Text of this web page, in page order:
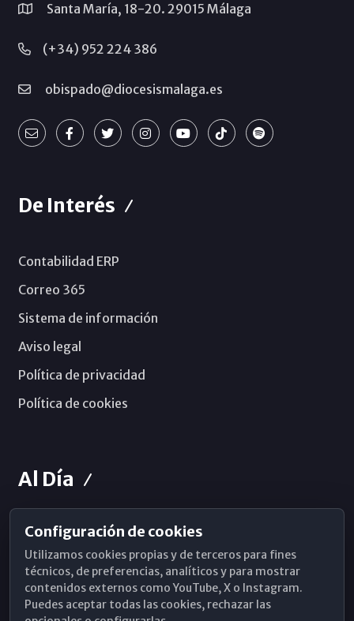
Santa María, 18-20. 29015 Málaga
(+34) 952 224 386
obispado@diocesismalaga.es
De Interés
Contabilidad ERP
Correo 365
Sistema de información
Aviso legal
Política de privacidad
Política de cookies
Al Día
Horarios de Misa
Hemeroteca
WhatsApp
Configuración de cookies
Utilizamos cookies propias y de terceros para fines
técnicos, de preferencias, analíticos y para mostrar
contenidos externos como YouTube, X o Instagram.
Puedes aceptar todas las cookies, rechazar las